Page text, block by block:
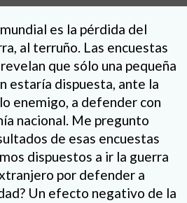
es la pérdida del
al terruño. Las encuestas
que sólo una pequeña
estaría dispuesta, ante la
enemigo, a defender con
nacional. Me pregunto
de esas encuestas
dispuestos a ir la guerra
por defender a
Un efecto negativo de la